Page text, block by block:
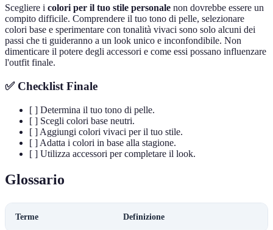
Scegliere i colori per il tuo stile personale non dovrebbe essere un
compito difficile. Comprendere il tuo tono di pelle, selezionare
colori base e sperimentare con tonalità vivaci sono solo alcuni dei
passi che ti guideranno a un look unico e inconfondibile. Non
dimenticare il potere degli accessori e come essi possano influenzare
l'outfit finale.
✅ Checklist Finale
[ ] Determina il tuo tono di pelle.
[ ] Scegli colori base neutri.
[ ] Aggiungi colori vivaci per il tuo stile.
[ ] Adatta i colori in base alla stagione.
[ ] Utilizza accessori per completare il look.
Glossario
Terme Definizione